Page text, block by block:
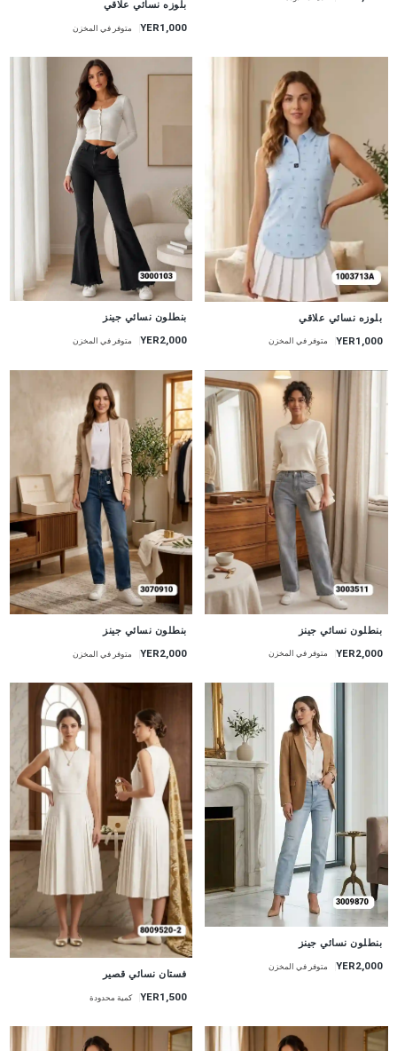
بلوزه نسائي علاقي
YER1,000 متوفر في المخزن
بلوزه نسائي علاقي
YER1,000 متوفر في المخزن
جديد
بنطلون نسائي جينز
YER2,000 متوفر في المخزن
بنطلون نسائي جينز
YER2,000 متوفر في المخزن
بنطلون نسائي جينز
YER2,000 متوفر في المخزن
جديد
بنطلون نسائي جينز
YER2,000 متوفر في المخزن
فستان نسائي قصير
YER1,500 كمية محدودة